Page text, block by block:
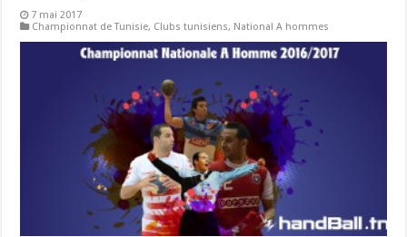
7 mai 2017
Championnat de Tunisie, Clubs tunisiens, National A hommes